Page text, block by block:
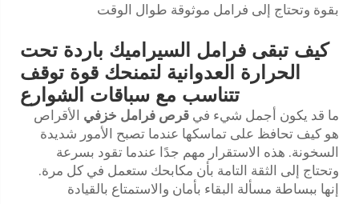
بقوة وتحتاج إلى فرامل موثوقة طوال الوقت
كيف تبقى فرامل السيراميك باردة تحت
الحرارة العدوانية لتمنحك قوة توقف
تتناسب مع سباقات الشوارع
ما قد يكون أجمل شيء في قرص فرامل خزفي الأقراص
هو كيف تحافظ على تماسكها عندما تصبح الأمور شديدة
السخونة. هذه الاستقرار مهم جدًا عندما تقود بسرعة
وتحتاج إلى الثقة التامة بأن مكابحك ستعمل في كل مرة.
إنها ببساطة مسألة البقاء بأمان والاستمتاع بالقيادة